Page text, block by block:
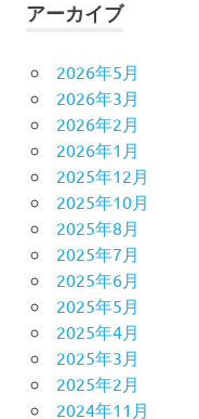
アーカイブ
2026年5月
2026年3月
2026年2月
2026年1月
2025年12月
2025年10月
2025年8月
2025年7月
2025年6月
2025年5月
2025年4月
2025年3月
2025年2月
2024年11月